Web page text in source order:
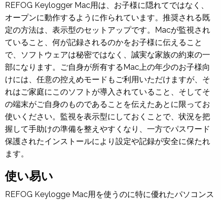
REFOG Keylogger Mac用は、お子様に隠れてではなく、
オープンに動作するように作られています。推奨される既
定の方法は、表示型のセットアップです。Macが監視され
ていること、何が記録されるのかをお子様に伝えること
で、ソフトウェアは秘密ではなく、誠実な家族の約束の一
部になります。ご自身が所有するMac上の年少のお子様向
けには、任意の控えめモードもご利用いただけますが、そ
れはご家庭にこのソフトが導入されていること、そしてそ
の端末がご自身のものであることを伝えたあとに限ってお
使いください。監視を表示型にしておくことで、状況を把
握して手助けの準備を整えやすくなり、一方でパスワード
保護されたインストールにより設定や記録が安全に保たれ
ます。
使い易い
REFOG Keylogge Mac用を使うのに特に優れたパソコンス